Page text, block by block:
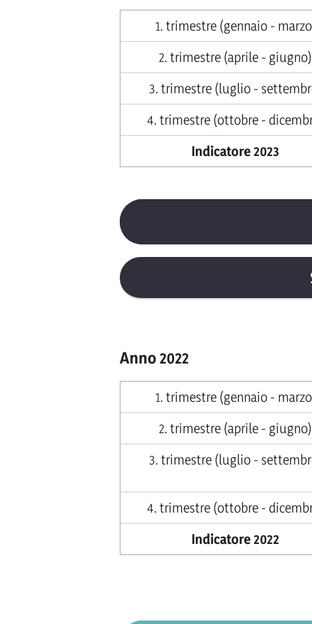
Verschuldungsstock II.
Schulden bestehen.
Stock di debito II. trimestre
Verschuldungsstock III.
Schulden bestehen.
Stock di debito III.
Verschuldungsstock 2024:
Stock di debito 2025:si
1. trimestre (gennaio -
2. trimestre (aprile - giugno)
3. trimestre (luglio -
4. trimestre (ottobre -
Indicatore 2023
Verschuldungsstock II.
Schulden bestehen.
Stock di debito II. trimestre
Verschuldungsstock III.
Schulden bestehen.
Stock di debito III.
Verschuldungsstock 2023:
bestehen.
Anno 2022
1. trimestre (gennaio -
2. trimestre (aprile - giugno)
3. trimestre (luglio -
4. trimestre (ottobre -
Indicatore 2022